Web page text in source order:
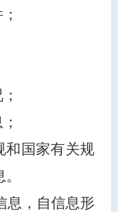
国家有关规
，自信息形